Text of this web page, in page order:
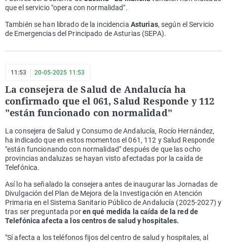
que el servicio "opera con normalidad".
También se han librado de la incidencia Asturias, según el Servicio
de Emergencias del Principado de Asturias (SEPA).
11:53 20-05-2025 11:53
La consejera de Salud de Andalucía ha
confirmado que el 061, Salud Responde y 112
"están funcionado con normalidad"
La consejera de Salud y Consumo de Andalucía, Rocío Hernández,
ha indicado que en estos momentos el 061, 112 y Salud Responde
"están funcionando con normalidad" después de que las ocho
provincias andaluzas se hayan visto afectadas por la caída de
Telefónica.
Así lo ha señalado la consejera antes de inaugurar las Jornadas de
Divulgación del Plan de Mejora de la Investigación en Atención
Primaria en el Sistema Sanitario Público de Andalucía (2025-2027) y
tras ser preguntada poren qué medida la caída de la red de
Telefónica afecta a los centros de salud y hospitales.
"Sí afecta a los teléfonos fijos del centro de salud y hospitales, al